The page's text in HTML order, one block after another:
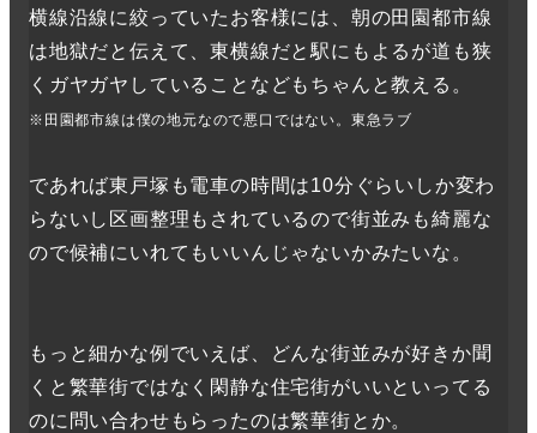
横線沿線に絞っていたお客様には、朝の田園都市線
は地獄だと伝えて、東横線だと駅にもよるが道も狭
くガヤガヤしていることなどもちゃんと教える。
※田園都市線は僕の地元なので悪口ではない。東急ラブ
であれば東戸塚も電車の時間は10分ぐらいしか変わ
らないし区画整理もされているので街並みも綺麗な
ので候補にいれてもいいんじゃないかみたいな。
もっと細かな例でいえば、どんな街並みが好きか聞
くと繁華街ではなく閑静な住宅街がいいといってる
のに問い合わせもらったのは繁華街とか。